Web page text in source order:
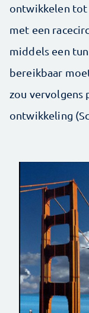
ontwikkelen tot
met een
middels een
bereikbaar
zou vervolgens
ontwikkeling